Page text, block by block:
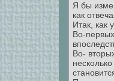
Я бы
как
Итак, как
Во-
Во-